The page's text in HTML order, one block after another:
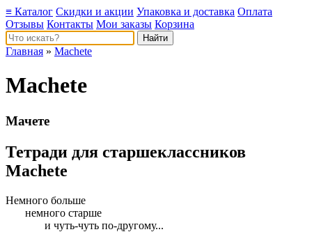
≡ Каталог Скидки и акции Упаковка и доставка Оплата
Отзывы Контакты Мои заказы Корзина
Главная » Machete
Machete
Мачете
Тетради для старшеклассников
Machete
Немного больше
немного старше
и чуть-чуть по-другому...